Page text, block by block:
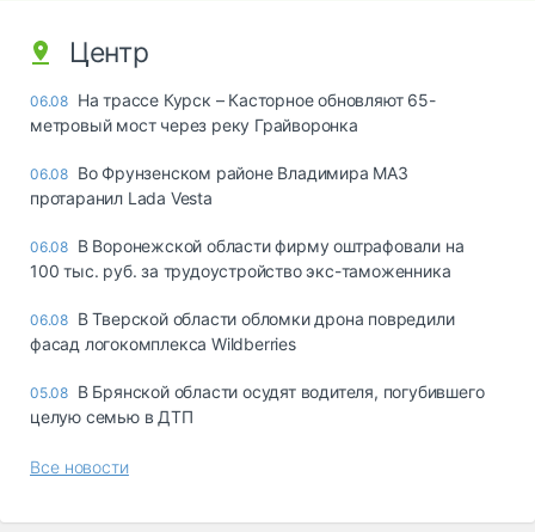
Центр
06.08 На трассе Курск – Касторное обновляют 65-
метровый мост через реку Грайворонка
06.08 Во Фрунзенском районе Владимира МАЗ
протаранил Lada Vesta
06.08 В Воронежской области фирму оштрафовали на
100 тыс. руб. за трудоустройство экс-таможенника
06.08 В Тверской области обломки дрона повредили
фасад логокомплекса Wildberries
05.08 В Брянской области осудят водителя, погубившего
целую семью в ДТП
Все новости